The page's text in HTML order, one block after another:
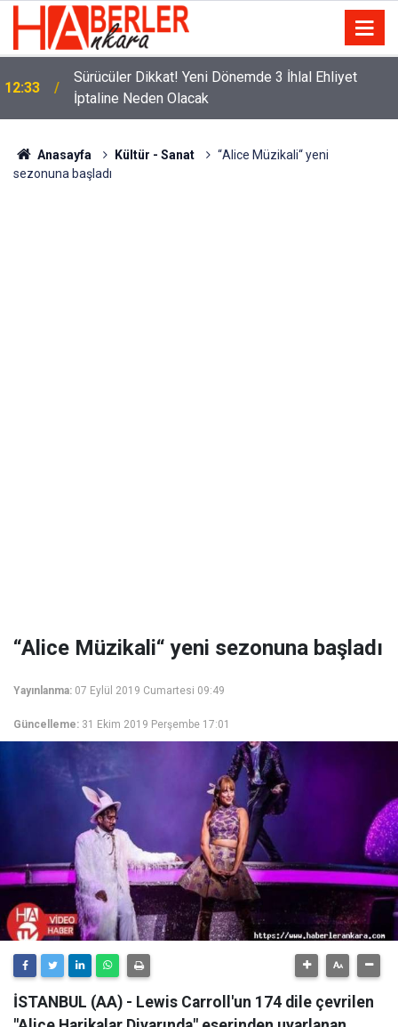
12:33
Sürücüler Dikkat! Yeni Dönemde 3 İhlal Ehliyet
İptaline Neden Olacak
Anasayfa Kültür - Sanat
“Alice Müzikali“ yeni
sezonuna başladı
“Alice Müzikali“ yeni sezonuna başladı
Yayınlanma: 07 Eylül 2019 Cumartesi 09:49
Güncelleme: 31 Ekim 2019 Perşembe 17:01
İSTANBUL (AA) - Lewis Carroll'un 174 dile çevrilen